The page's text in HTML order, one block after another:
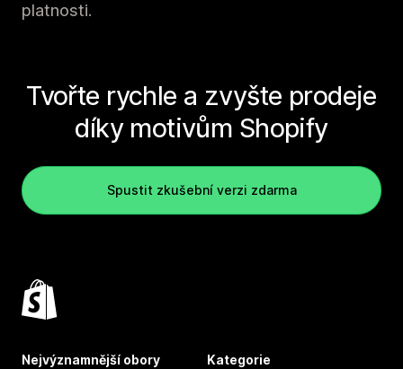
platnosti.
Tvořte rychle a zvyšte prodeje
díky motivům Shopify
Spustit zkušební verzi zdarma
Nejvýznamnější obory Kategorie